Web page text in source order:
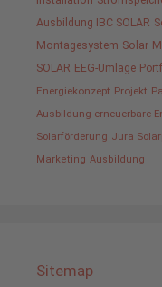
Ausbildung IBC SOLAR
Montagesystem Solar
SOLAR EEG-Umlage
Energiekonzept Projekt
Ausbildung erneuerbare
Solarförderung Jura
Marketing Ausbildung
Sitemap